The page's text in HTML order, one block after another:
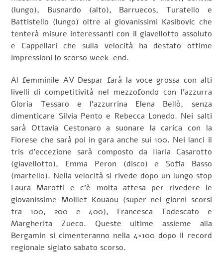
(lungo), Busnardo (alto), Barruecos, Turatello e
Battistello (lungo) oltre ai giovanissimi Kasibovic che
tenterà misure interessanti con il giavellotto assoluto
e Cappellari che sulla velocità ha destato ottime
impressioni lo scorso week-end.
Al femminile AV Despar farà la voce grossa con alti
livelli di competitività nel mezzofondo con l’azzurra
Gloria Tessaro e l’azzurrina Elena Bellò, senza
dimenticare Silvia Pento e Rebecca Lonedo. Nei salti
sarà Ottavia Cestonaro a suonare la carica con la
Fiorese che sarà poi in gara anche sui 100. Nei lanci il
tris d’eccezione sarà composto da Ilaria Casarotto
(giavellotto), Emma Peron (disco) e Sofia Basso
(martello). Nella velocità si rivede dopo un lungo stop
Laura Marotti e c’è molta attesa per rivedere le
giovanissime Moillet Kouaou (super nei giorni scorsi
tra 100, 200 e 400), Francesca Todescato e
Margherita Zueco. Queste ultime assieme alla
Bergamin si cimenteranno nella 4×100 dopo il record
regionale siglato sabato scorso.